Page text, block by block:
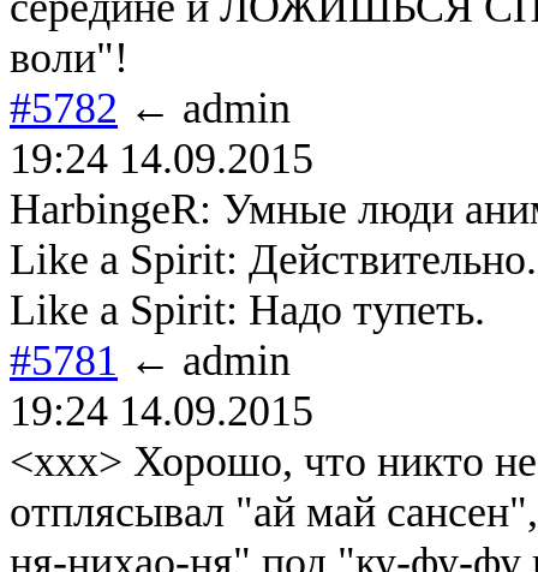
воли"!
#5782 ← admin
19:24 14.09.2015
HarbingeR: Умные люди
Like a Spirit: Действительно.
Like a Spirit: Надо тупеть.
#5781 ← admin
19:24 14.09.2015
<xxx> Хорошо, что никто не
отплясывал "ай май
ня-нихао-ня" под "ку-фу-фу